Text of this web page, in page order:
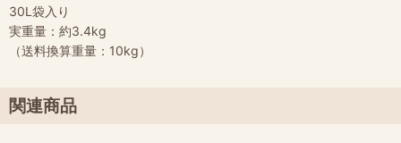
30L袋入り
実重量：約3.4kg
（送料換算重量：10kg）
関連商品